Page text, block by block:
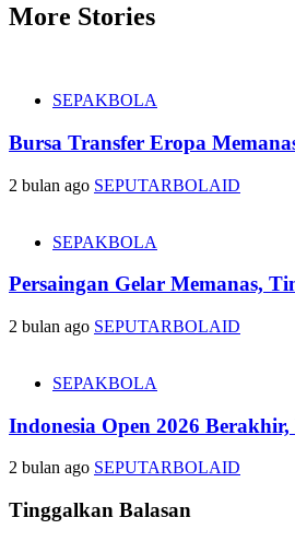
More Stories
SEPAKBOLA
Bursa Transfer Eropa
2 bulan ago SEPUTARBOLAID
SEPAKBOLA
Persaingan Gelar Memanas,
2 bulan ago SEPUTARBOLAID
SEPAKBOLA
Indonesia Open 2026
2 bulan ago SEPUTARBOLAID
Tinggalkan Balasan